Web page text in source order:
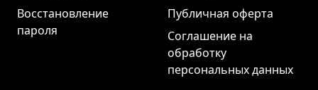
Восстановление
пароля
Публичная оферта
Соглашение на
обработку
персональных данных